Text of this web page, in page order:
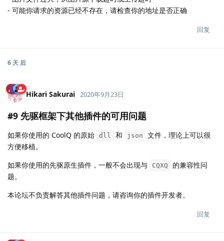
- 可能你请求的资源已经不存在，请检查你的地址是否正确
回复
6 天 后
Hikari Sakurai 2020年9月23日
#9 先驱框架下其他插件的可用问题
如果你使用的 CoolQ 的原始 dll 和 json
文件，理论上可以很
方便移植。
如果你使用的先驱原生插件，一般不会出现与
CQXQ
的兼容性问
题。
本论坛不负责解答其他插件问题，请咨询你的插件开发者。
回复